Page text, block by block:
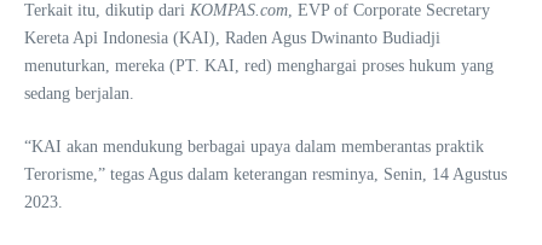
Terkait itu, dikutip dari KOMPAS.com, EVP of Corporate Secretary
Kereta Api Indonesia (KAI), Raden Agus Dwinanto Budiadji
menuturkan, mereka (PT. KAI, red) menghargai proses hukum yang
sedang berjalan.
“KAI akan mendukung berbagai upaya dalam memberantas praktik
Terorisme,” tegas Agus dalam keterangan resminya, Senin, 14 Agustus
2023.